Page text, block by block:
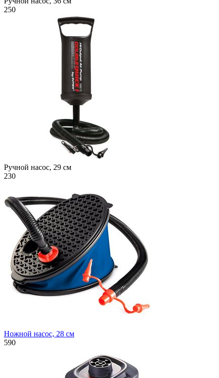
250
Ручной насос, 29 см
230
Ножной насос, 28 см
590